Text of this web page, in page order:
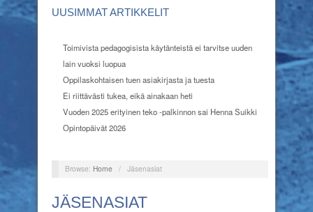
UUSIMMAT ARTIKKELIT
Toimivista pedagogisista käytänteistä ei tarvitse uuden
lain vuoksi luopua
Oppilaskohtaisen tuen asiakirjasta ja tuesta
Ei riittävästi tukea, eikä ainakaan heti
Vuoden 2025 erityinen teko -palkinnon sai Henna Suikki
Opintopäivät 2026
Browse: Home / Jäsenasiat
JÄSENASIAT